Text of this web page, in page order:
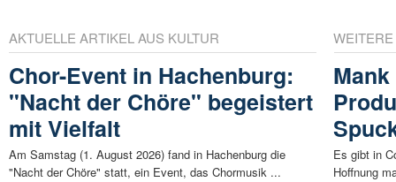
AKTUELLE ARTIKEL AUS KULTUR
Chor-Event in Hachenburg:
"Nacht der Chöre" begeistert
mit Vielfalt
Am Samstag (1. August 2026) fand in Hachenburg die
"Nacht der Chöre" statt, ein Event, das Chormusik ...
Es gibt in
Hoffnung